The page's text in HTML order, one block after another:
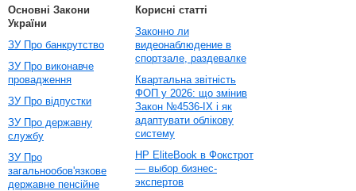
Основні Закони
України
ЗУ Про банкрутство
ЗУ Про виконавче
провадження
ЗУ Про відпустки
ЗУ Про державну
службу
ЗУ Про
загальнообов'язкове
державне пенсійне
Корисні статті
Законно ли
видеонаблюдение в
спортзале, раздевалке
Квартальна звітність
ФОП у 2026: що змінив
Закон №4536-IX і як
адаптувати облікову
систему
HP EliteBook в Фокстрот
— выбор бизнес-
экспертов